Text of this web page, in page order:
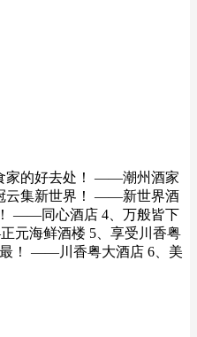
家的好去处！ ——潮州酒家
云集新世界！ ——新世界酒
——同心酒店 4、万般皆下
元海鲜酒楼 5、享受川香粤
！ ——川香粤大酒店 6、美